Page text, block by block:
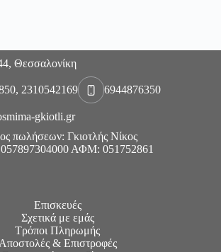
Θεσσαλονίκη
2310542169 6944876350
gkiotli.gr
πωλήσεων: Γκιοτλής Νίκος
ΑΦΜ: 051752861
Επισκευές
Σχετικά με εμάς
Τρόποι Πληρωμής
Αποστολές & Επιστροφές